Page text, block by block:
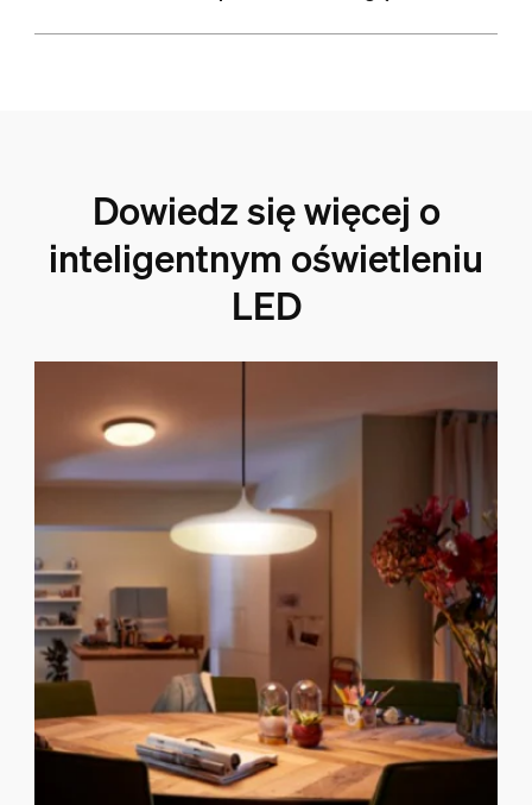
Dowiedz się więcej o
inteligentnym oświetleniu
LED